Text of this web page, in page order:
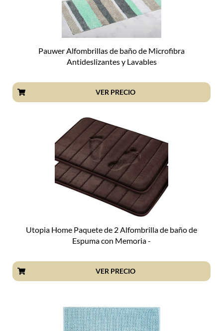
Pauwer Alfombrillas de baño de Microfibra
Antideslizantes y Lavables
VER PRECIO
Utopia Home Paquete de 2 Alfombrilla de baño de
Espuma con Memoria -
VER PRECIO